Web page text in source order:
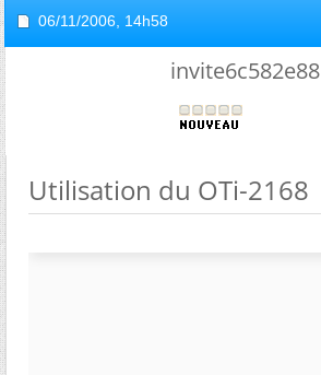
06/11/2006, 14h58
invite6c582e88
Utilisation du OTi-2168